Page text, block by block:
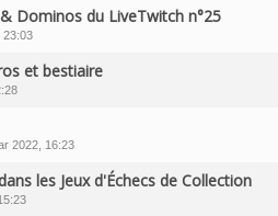
Dominos du LiveTwitch n°25
23:03
et bestiaire
2022, 16:23
les Jeux d'Échecs de Collection